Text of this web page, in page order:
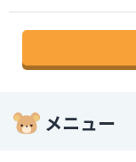
メニュー